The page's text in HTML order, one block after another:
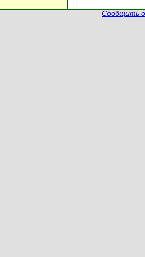
Сообщить о